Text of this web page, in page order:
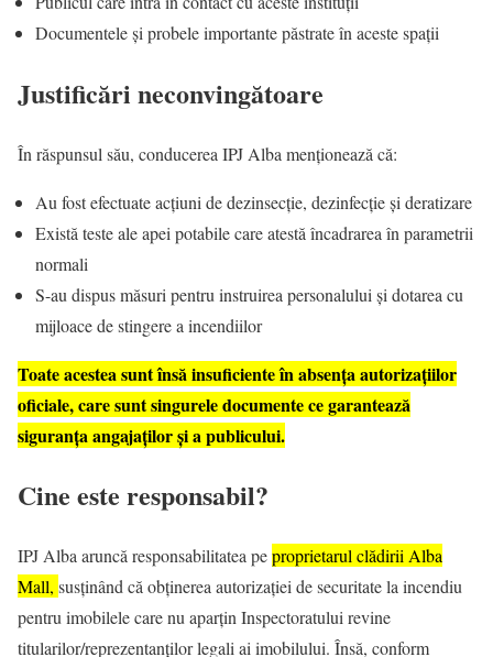
Documentele și probele importante păstrate în aceste spații
Justificări neconvingătoare
În răspunsul său, conducerea IPJ Alba menționează că:
Au fost efectuate acțiuni de dezinsecție, dezinfecție și deratizare
Există teste ale apei potabile care atestă încadrarea în parametrii
normali
S-au dispus măsuri pentru instruirea personalului și dotarea cu
mijloace de stingere a incendiilor
Toate acestea sunt însă insuficiente în absența autorizațiilor
oficiale, care sunt singurele documente ce garantează
siguranța angajaților și a publicului.
Cine este responsabil?
IPJ Alba aruncă responsabilitatea peproprietarul clădirii Alba
Mall, susținând că obținerea autorizației de securitate la incendiu
pentru imobilele care nu aparțin Inspectoratului revine
titularilor/reprezentanților legali ai imobilului. Însă, conform